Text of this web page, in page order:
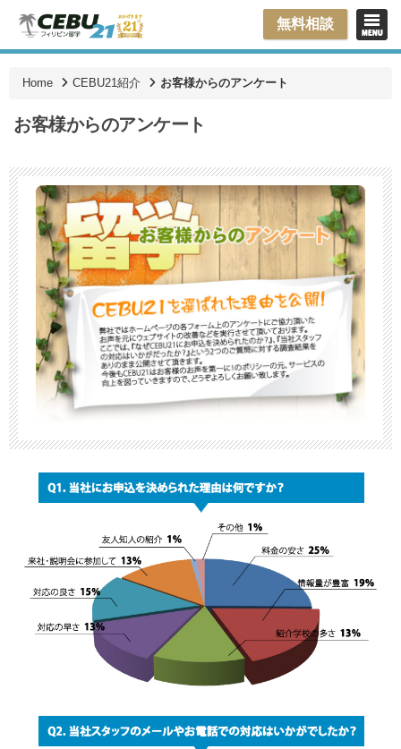
無料相談
Home CEBU21紹介 お客様からのアンケート
お客様からのアンケート